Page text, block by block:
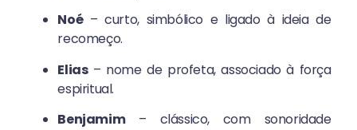
Noé– curto, simbólico e ligado à ideia de
recomeço.
Elias– nome de profeta, associado à força
espiritual.
Benjamim– clássico, com sonoridade